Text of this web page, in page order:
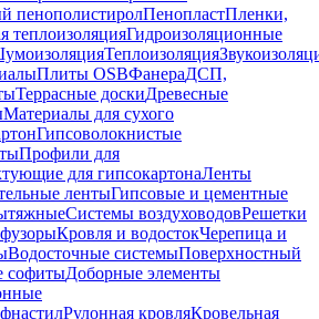
пенополистиролПенопластПленки,
теплоизоляцияГидроизоляционные
Теплоизоляция
Плиты OSBФанераДСП,
Террасные доскиДревесные
Материалы для сухого
Гипсоволокнистые
Профили для
для гипсокартонаЛенты
лентыГипсовые и цементные
Системы воздуховодовРешетки
Кровля и водостокЧерепица и
Водосточные системыПоверхностный
софитыДоборные элементы
Рулонная кровляКровельная